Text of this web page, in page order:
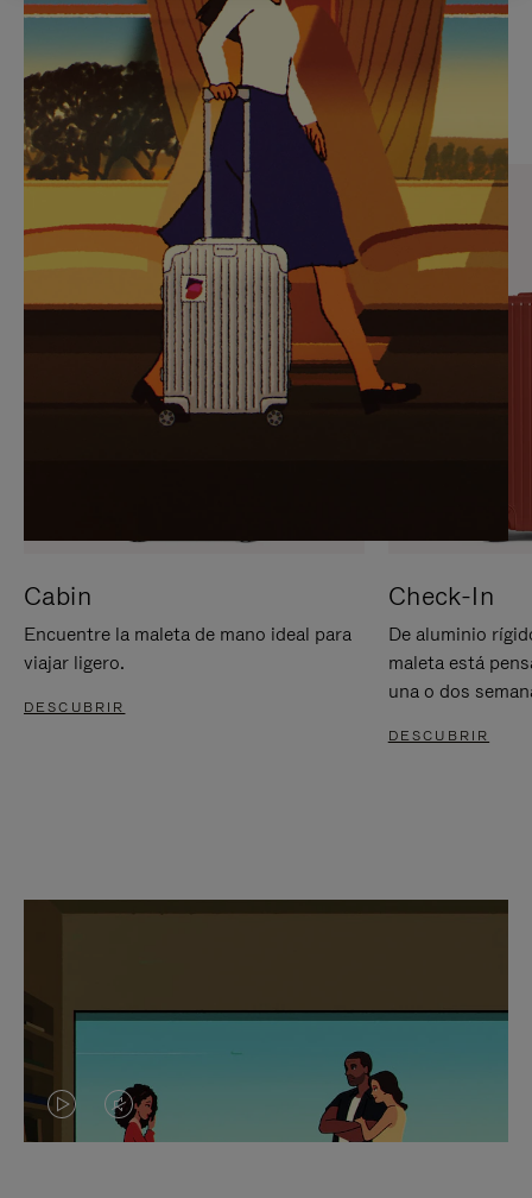
ESTÁ
PAUSADO,
PULSE
PARA
PAUSARLO.
VÍDEO
ESTÁ
DESACTIVADO:
PULSE
PARA
ACTIVARLO.
Encuentre su compañero de
viaje ideal
Cabin
Encuentre la maleta de mano ideal para
viajar ligero.
DESCUBRIR
Check-In
De aluminio
maleta está
una o dos
DESCUBRIR
EL
EL